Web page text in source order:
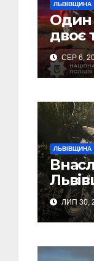
ЛЬВІВЩИНА
Один
двоє
СЕР 6,
ЛЬВІВЩИНА
ЛИП 30,